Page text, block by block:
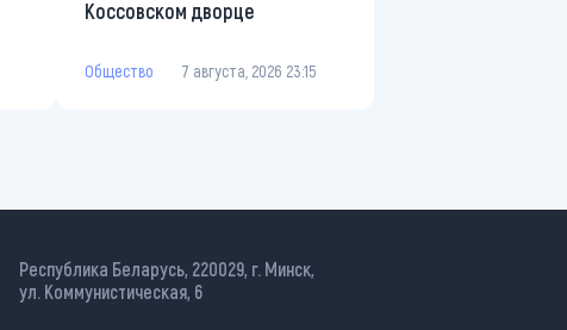
Коссовском дворце
Общество 7 августа, 2026 23:15
Республика Беларусь, 220029, г. Минск,
ул. Коммунистическая, 6